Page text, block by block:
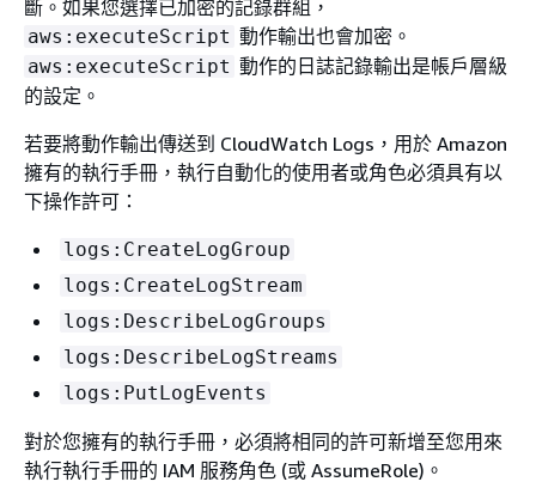
斷。如果您選擇已加密的記錄群組，
aws:executeScript 動作輸出也會加密。
aws:executeScript 動作的日誌記錄輸出是帳戶層級
的設定。
若要將動作輸出傳送到 CloudWatch Logs，用於 Amazon
擁有的執行手冊，執行自動化的使用者或角色必須具有以
下操作許可：
logs:CreateLogGroup
logs:CreateLogStream
logs:DescribeLogGroups
logs:DescribeLogStreams
logs:PutLogEvents
對於您擁有的執行手冊，必須將相同的許可新增至您用來
執行執行手冊的 IAM 服務角色 (或 AssumeRole)。